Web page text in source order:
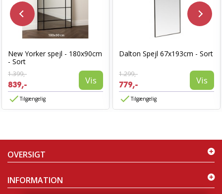
New Yorker spejl - 180x90cm
- Sort
1.399,-
839,- Vis
Tilgængelig
Dalton Spejl 67x193cm - Sort
1.299,-
779,- Vis
Tilgængelig
OVERSIGT
INFORMATION